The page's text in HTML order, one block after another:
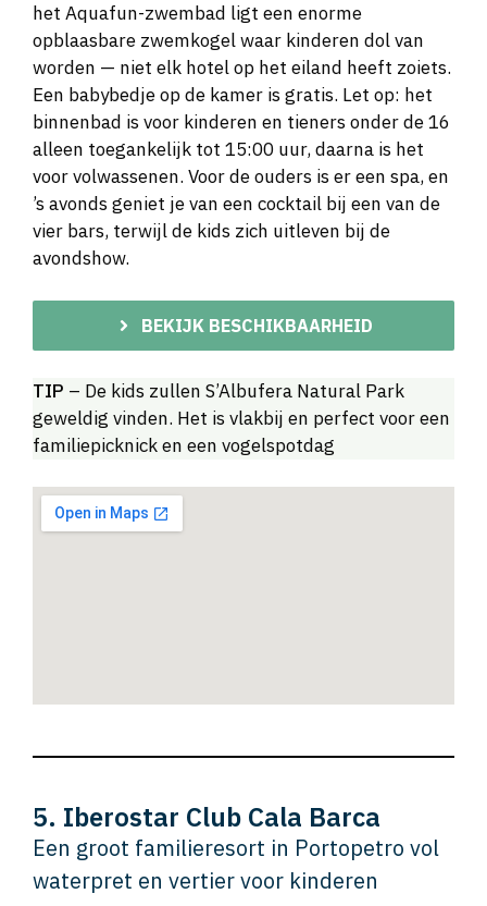
het Aquafun-zwembad ligt een enorme
opblaasbare zwemkogel waar kinderen dol van
worden — niet elk hotel op het eiland heeft zoiets.
Een babybedje op de kamer is gratis. Let op: het
binnenbad is voor kinderen en tieners onder de 16
alleen toegankelijk tot 15:00 uur, daarna is het
voor volwassenen. Voor de ouders is er een spa, en
’s avonds geniet je van een cocktail bij een van de
vier bars, terwijl de kids zich uitleven bij de
avondshow.
BEKIJK BESCHIKBAARHEID
TIP – De kids zullen S’Albufera Natural Park
geweldig vinden. Het is vlakbij en perfect voor een
familiepicknick en een vogelspotdag
5. Iberostar Club Cala Barca
Een groot familieresort in Portopetro vol
waterpret en vertier voor kinderen